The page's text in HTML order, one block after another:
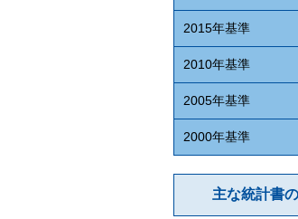
2015年基準
2010年基準
2005年基準
2000年基準
主な統計書